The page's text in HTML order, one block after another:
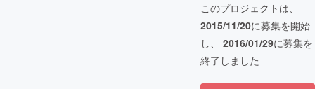
このプロジェクトは、
2015/11/20に募集を開始
し、 2016/01/29に募集を
終了しました